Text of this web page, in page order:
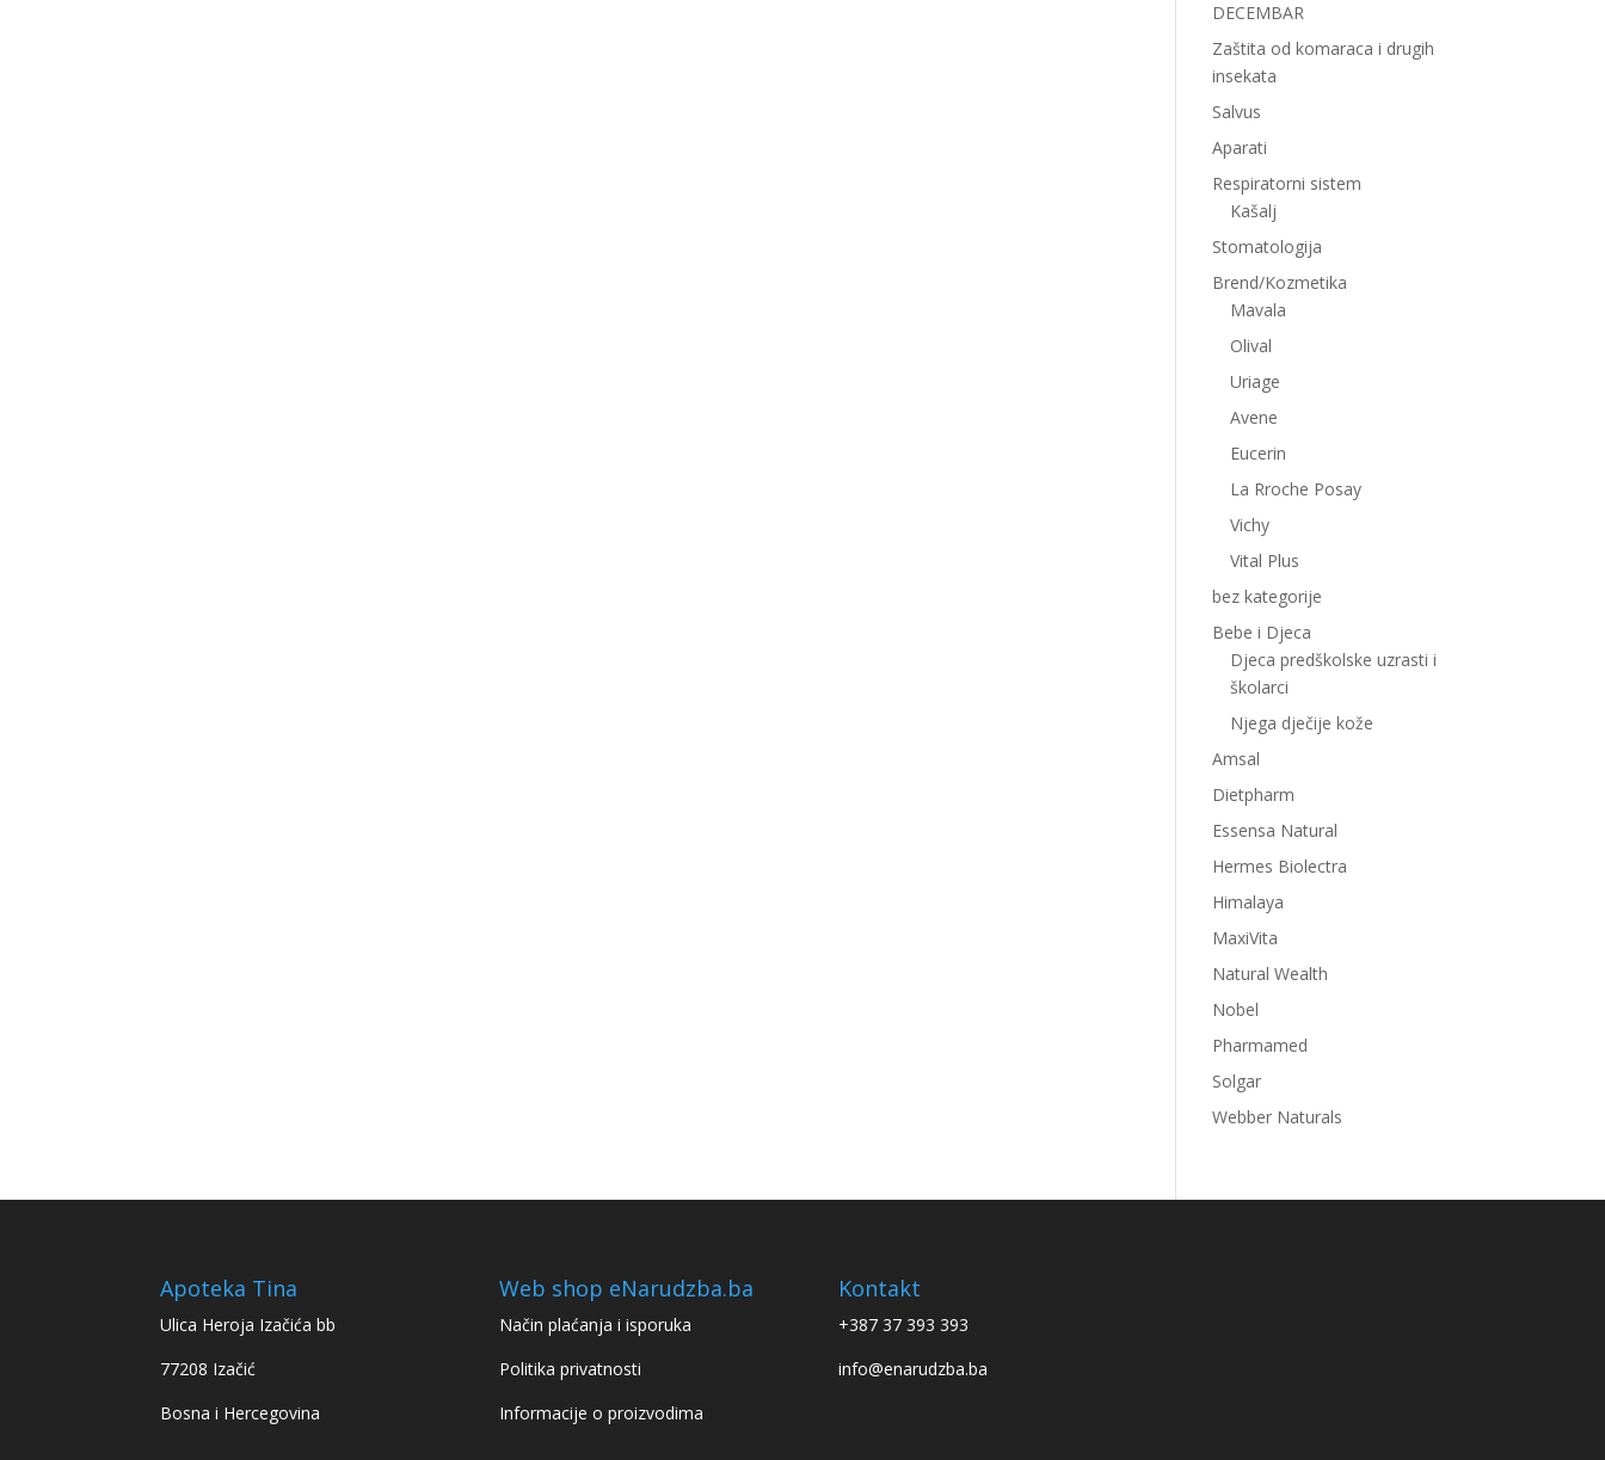
DECEMBAR
Zaštita od komaraca i drugih
insekata
Salvus
Aparati
Respiratorni sistem
Kašalj
Stomatologija
Brend/Kozmetika
Mavala
Olival
Uriage
Avene
Eucerin
La Rroche Posay
Vichy
Vital Plus
bez kategorije
Bebe i Djeca
Djeca predškolske uzrasti i
školarci
Njega dječije kože
Amsal
Dietpharm
Essensa Natural
Hermes Biolectra
Himalaya
MaxiVita
Natural Wealth
Nobel
Pharmamed
Solgar
Webber Naturals
Apoteka Tina
Ulica Heroja Izačića bb
77208 Izačić
Bosna i Hercegovina
Web shop eNarudzba.ba
Način plaćanja i isporuka
Politika privatnosti
Informacije o proizvodima
Kontakt
+387 37 393 393
info@enarudzba.ba